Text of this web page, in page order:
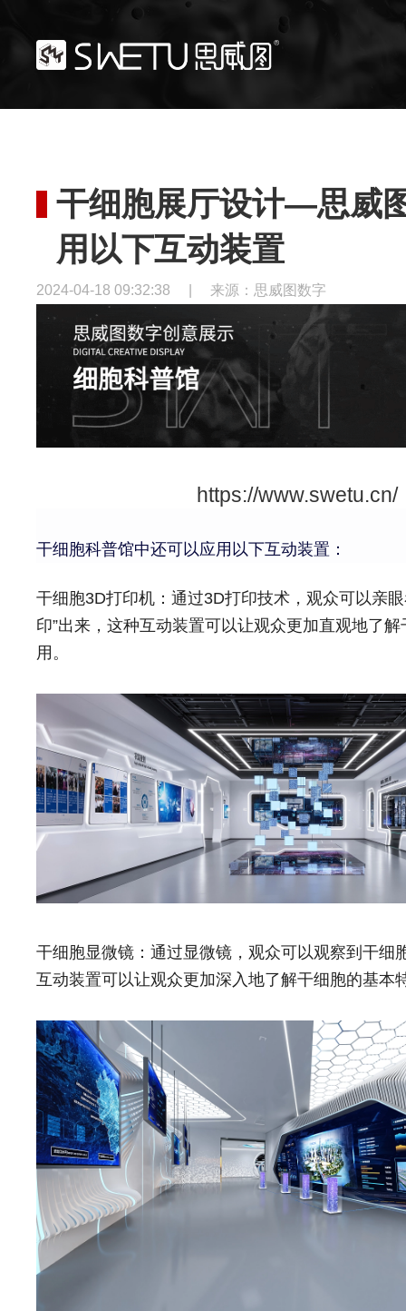
干细胞展厅设计—思威
用以下互动装置
2024-04-18 09:32:38 来源：思威图数字
https://www.swetu.cn/
干细胞科普馆中还可以应用以下互动装置：
干细胞3D打印机：通过3D打印技术，观众可以亲
印”出来，这种互动装置可以让观众更加直观地了
用。
干细胞显微镜：通过显微镜，观众可以观察到干细
互动装置可以让观众更加深入地了解干细胞的基本